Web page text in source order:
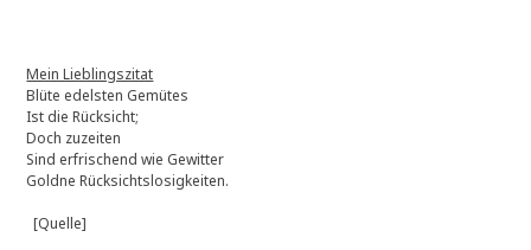
Mein Lieblingszitat
Blüte edelsten Gemütes
Ist die Rücksicht;
Doch zuzeiten
Sind erfrischend wie Gewitter
Goldne Rücksichtslosigkeiten.
[Quelle]